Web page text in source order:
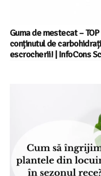
Guma de mestecat –
conținutul de
escrocherii! | InfoCons